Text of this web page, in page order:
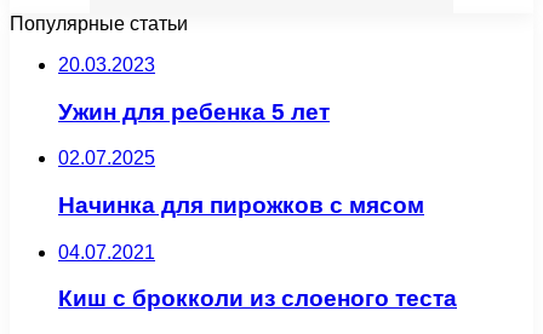
Популярные статьи
20.03.2023
Ужин для ребенка 5 лет
02.07.2025
Начинка для пирожков с мясом
04.07.2021
Киш с брокколи из слоеного теста